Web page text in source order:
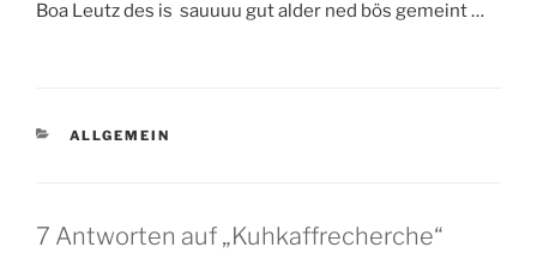
Boa Leutz des is sauuuu gut alder ned bös gemeint …
KATEGORIEN
ALLGEMEIN
7 Antworten auf „Kuhkaffrecherche“